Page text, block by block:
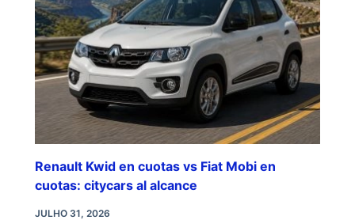
Renault Kwid en cuotas vs Fiat Mobi en
cuotas: citycars al alcance
JULHO 31, 2026